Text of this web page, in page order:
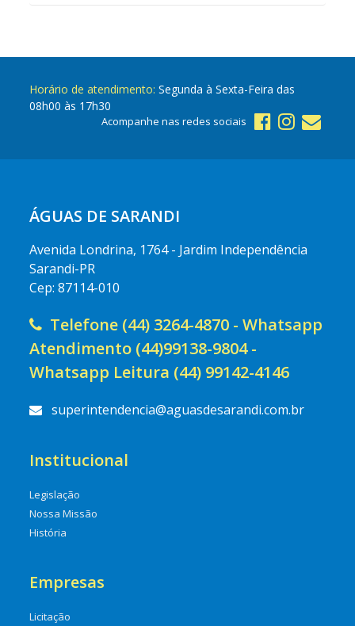
Horário de atendimento: Segunda à Sexta-Feira das
08h00 às 17h30
Acompanhe nas redes sociais
ÁGUAS DE SARANDI
Avenida Londrina, 1764 - Jardim Independência
Sarandi-PR
Cep: 87114-010
Telefone (44) 3264-4870 - Whatsapp
Atendimento (44)99138-9804 -
Whatsapp Leitura (44) 99142-4146
superintendencia@aguasdesarandi.com.br
Institucional
Legislação
Nossa Missão
História
Empresas
Licitação